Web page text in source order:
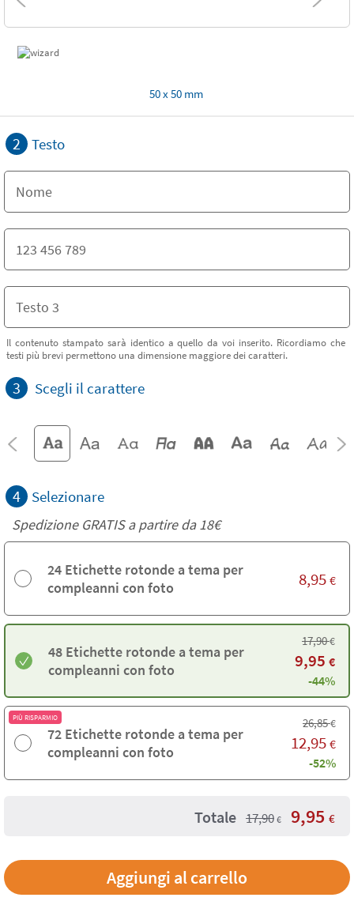
50 x 50 mm
2 Testo
Il contenuto stampato sarà identico a quello da voi inserito. Ricordiamo che
testi più brevi permettono una dimensione maggiore dei caratteri.
3 Scegli il carattere
4 Selezionare
Spedizione GRATIS a partire da18€
24 Etichette rotonde a tema per
compleanni con foto
8,95 €
48 Etichette rotonde a tema per
compleanni con foto
17,90€
9,95 €
-44%
PIÙ RISPARMIO
72 Etichette rotonde a tema per
compleanni con foto
26,85€
12,95 €
-52%
Totale 17,90 € 9,95 €